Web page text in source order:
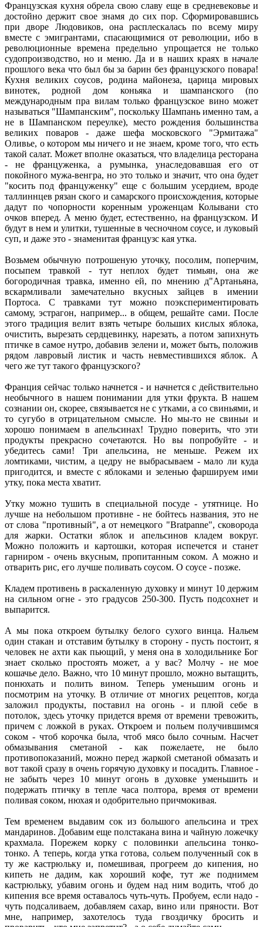
Французская кухня обрела свою славу еще в средневековье и
достойно держит свое знамя до сих пор. Сформировавшись
при дворе Людовиков, она расплескалась по всему миру
вместе с эмигрантами, спасающимися от революции, ибо в
революционные времена предельно упрощается не только
судопроизводство, но и меню. Да и в наших краях в начале
прошлого века что был бы за барин без французского повара!
Кухня великих соусов, родина майонеза, царица мировых
винотек, родной дом коньяка и шампанского (по
международным пра вилам только французское вино может
называться "Шампанским", поскольку Шампань именно там, а
не в Шампанском переулке), место рождения большинства
великих поваров - даже шефа московского "Эрмитажа"
Оливье, о котором мы ничего и не знаем, кроме того, что есть
такой салат. Может вполне оказаться, что владелица ресторана
- не француженка, а румынка, унаследовавшая его от
покойного мужа-венгра, но это только и значит, что она будет
"косить под француженку" еще с большим усердием, вроде
таллиннцев рязан ского и самарского происхождения, которые
дадут по чопорности коренным уроженцам Колывани сто
очков вперед. А меню будет, естественно, на французском. И
будут в нем и улитки, тушенные в чесночном соусе, и луковый
суп, и даже это - знаменитая французс кая утка.
Возьмем обычную потрошеную уточку, посолим, поперчим,
посыпем травкой - тут неплох будет тимьян, она же
богородичная травка, именно ей, по мнению д"Артаньяна,
вскармливали замечательно вкусных зайцев в имении
Портоса. С травками тут можно поэкспериментировать
самому, эстрагон, например... в общем, решайте сами. После
этого традиция велит взять четыре больших кислых яблока,
очистить, вырезать сердцевинку, нарезать, а потом запихнуть
птичке в самое нутро, добавив зелени и, может быть, положив
рядом лавровый листик и часть невместившихся яблок. А
чего же тут такого французского?
Франция сейчас только начнется - и начнется с действительно
необычного в нашем понимании для утки фрукта. В нашем
сознании он, скорее, связывается не с утками, а со свиньями, и
то сугубо в отрицательном смысле. Но мы-то не свиньи и
хорошо понимаем в апельсинах! Трудно поверить, что эти
продукты прекрасно сочетаются. Но вы попробуйте - и
убедитесь сами! Три апельсина, не меньше. Режем их
ломтиками, чистим, а цедру не выбрасываем - мало ли куда
пригодится, и вместе с яблоками и зеленью фаршируем ими
утку, пока места хватит.
Утку можно тушить в специальной посуде - утятнице. Но
лучше на небольшом противне - не бойтесь названия, это не
от слова "противный", а от немецкого "Bratpanne", сковорода
для жарки. Остатки яблок и апельсинов кладем вокруг.
Можно положить и картошки, которая испечется и станет
гарниром - очень вкусным, пропитанным соком. А можно и
отварить рис, его лучше поливать соусом. О соусе - позже.
Кладем противень в раскаленную духовку и минут 10 держим
на сильном огне - это градусов 250-300. Пусть подсохнет и
выпарится.
А мы пока откроем бутылку белого сухого винца. Нальем
один стакан и отставим бутылку в сторону - пусть постоит, я
человек не ахти как пьющий, у меня она в холодильнике Бог
знает сколько простоять может, а у вас? Молчу - не мое
кошачье дело. Важно, что 10 минут прошло, можно вытащить,
понюхать и полить вином. Теперь уменьшим огонь и
посмотрим на уточку. В отличие от многих рецептов, когда
заложил продукты, поставил на огонь - и плюй себе в
потолок, здесь уточку придется время от времени тревожить,
причем с ложкой в руках. Откроем и польем получившимся
соком - чтоб корочка была, чтоб мясо было сочным. Насчет
обмазывания сметаной - как пожелаете, не было
противопоказаний, можно перед жаркой сметаной обмазать и
вот такой сразу в очень горячую духовку и посадить. Главное -
не забыть через 10 минут огонь в духовке уменьшить и
подержать птичку в тепле часа полтора, время от времени
поливая соком, нюхая и одобрительно причмокивая.
Тем временем выдавим сок из большого апельсина и трех
мандаринов. Добавим еще полстакана вина и чайную ложечку
крахмала. Порежем корку с половинки апельсина тонко-
тонко. А теперь, когда утка готова, сольем полученный сок в
ту же кастрюльку и, помешивая, прогреем до кипения, но
кипеть не дадим, как хороший кофе, тут же поднимем
кастрюльку, убавим огонь и будем над ним водить, чтоб до
кипения все время оставалось чуть-чуть. Пробуем, если надо -
чуть подсаливаем, добавляем сахар, вино или пряности. Вот
мне, например, захотелось туда гвоздичку бросить и